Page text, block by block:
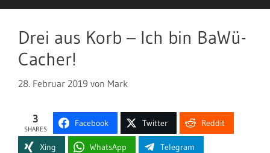
Drei aus Korb – Ich bin BaWü-
Cacher!
28. Februar 2019 von Mark
3
SHARES
Facebook Twitter Reddit
Xing WhatsApp Telegram